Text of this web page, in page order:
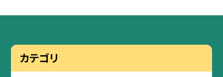
カテゴリ